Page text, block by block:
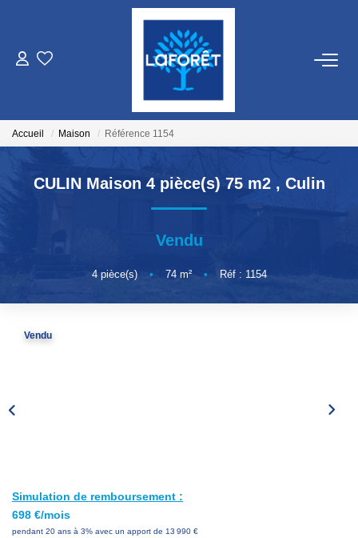
LOCATIONS
GESTION
NOS AGENCES
Accueil Maison Référence 1154
CULIN Maison 4 pièce(s) 75 m2 , Culin
Vendu
4pièce(s) • 74m² • Réf : 1154
Vendu
Simulation de remboursement :
698 €/mois
pendant 20 ans à 3% avec un apport de 13 990 €